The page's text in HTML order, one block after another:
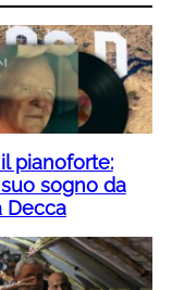
pianoforte:
sogno da
Decca